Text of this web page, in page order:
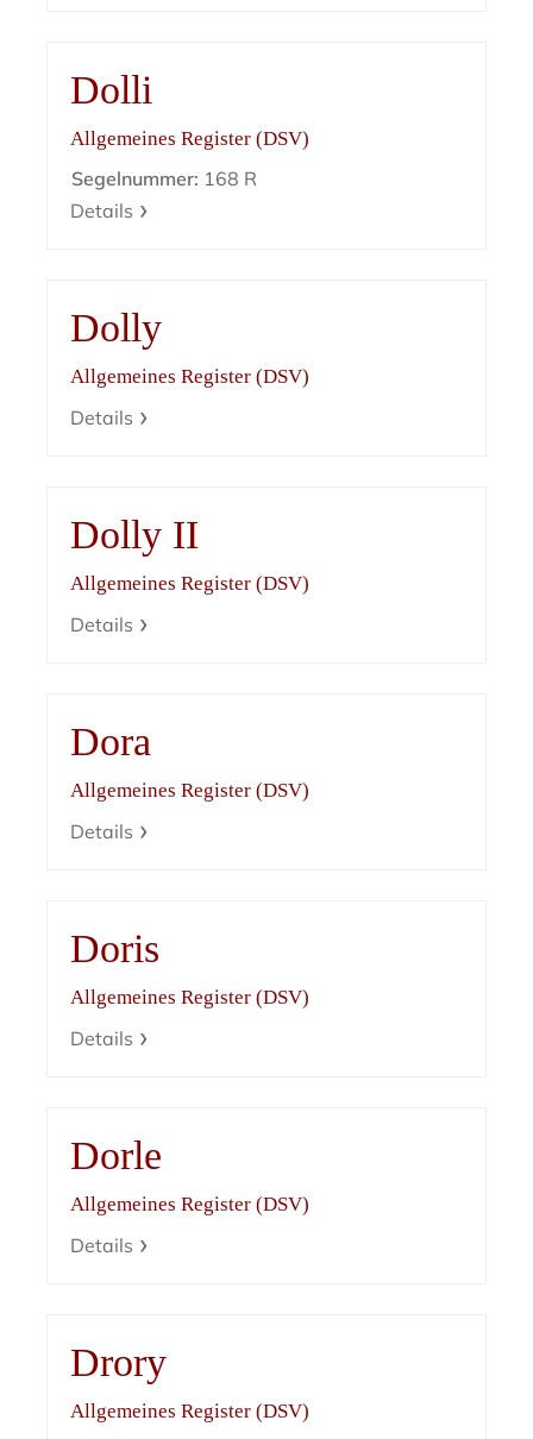
Dolli
Allgemeines Register (DSV)
Segelnummer: 168 R
Details
Dolly
Allgemeines Register (DSV)
Details
Dolly II
Allgemeines Register (DSV)
Details
Dora
Allgemeines Register (DSV)
Details
Doris
Allgemeines Register (DSV)
Details
Dorle
Allgemeines Register (DSV)
Details
Drory
Allgemeines Register (DSV)